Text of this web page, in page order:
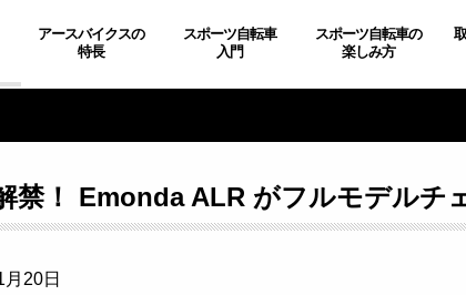
アースバイクスの
特長
スポーツ自転車
入門
スポーツ自転車の
楽しみ方
禁！ Emonda ALR がフルモデルチ
20日